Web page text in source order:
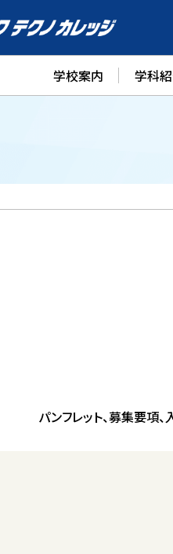
学校案内 学科
パンフレット、募集要項